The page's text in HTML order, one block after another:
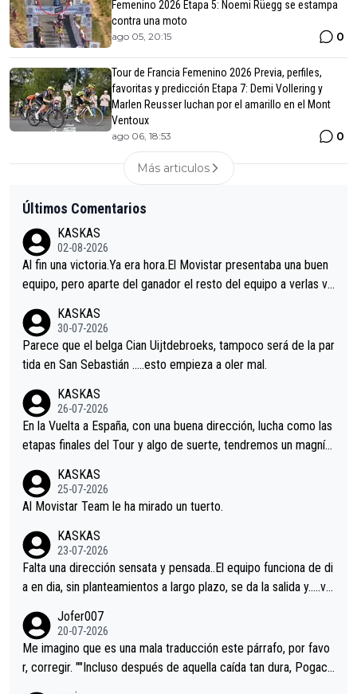
Femenino 2026 Etapa 5: Noemi Rüegg se estampa
contra una moto
ago 05, 20:15 0
Tour de Francia Femenino 2026 Previa, perfiles,
favoritas y predicción Etapa 7: Demi Vollering y
Marlen Reusser luchan por el amarillo en el Mont
Ventoux
ago 06, 18:53 0
Más articulos
Últimos Comentarios
KASKAS
02-08-2026
Al fin una victoria.Ya era hora.El Movistar presentaba una buen
equipo, pero aparte del ganador el resto del equipo a verlas ve
s.La única buena noticia es la mejoría de Enric Más en San Seb
astian.Si en la Vuelta a Burgos sigue la mejoría, podríamos ten
er alguna sorpresa en la Vuelta.Ojalá.
KASKAS
30-07-2026
Parece que el belga Cian Uijtdebroeks, tampoco será de la par
tida en San Sebastián …..esto empieza a oler mal.
KASKAS
26-07-2026
En la Vuelta a España, con una buena dirección, lucha como las
etapas finales del Tour y algo de suerte, tendremos un magnífi
KASKAS
25-07-2026
Al Movistar Team le ha mirado un tuerto.
KASKAS
23-07-2026
Falta una dirección sensata y pensada..El equipo funciona de di
a en dia, sin planteamientos a largo plazo, se da la salida y…..ve
Minguez, Velez etc etc.Me da pena vivir estos momentos tan
tristes sin victorias.
Jofer007
20-07-2026
Me imagino que es una mala traducción este párrafo, por favo
r, corregir. ""Incluso después de aquella caída tan dura, Pogaca